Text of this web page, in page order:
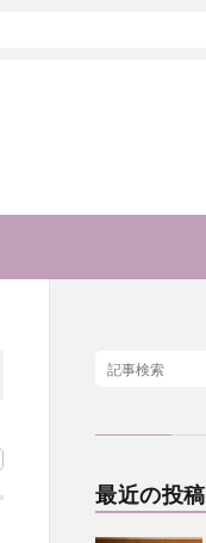
最近の投稿